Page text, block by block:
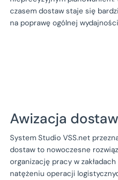
czasem dostaw staje się
na poprawę ogólnej
Awizacja
System Studio VSS.net
dostaw to nowoczesne
organizację pracy w
natężeniu operacji